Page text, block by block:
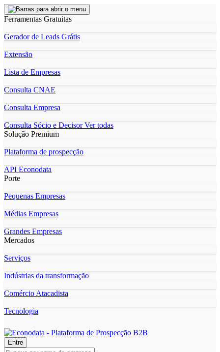
Ferramentas Gratuitas
Gerador de Leads Grátis
Extensão
Lista de Empresas
Consulta CNAE
Consulta Empresa
Consulta Sócio e DecisorVer todas
Solução Premium
Plataforma de prospecção
API Econodata
Porte
Pequenas Empresas
Médias Empresas
Grandes Empresas
Mercados
Serviços
Indústrias da transformação
Comércio Atacadista
Tecnologia
Entre